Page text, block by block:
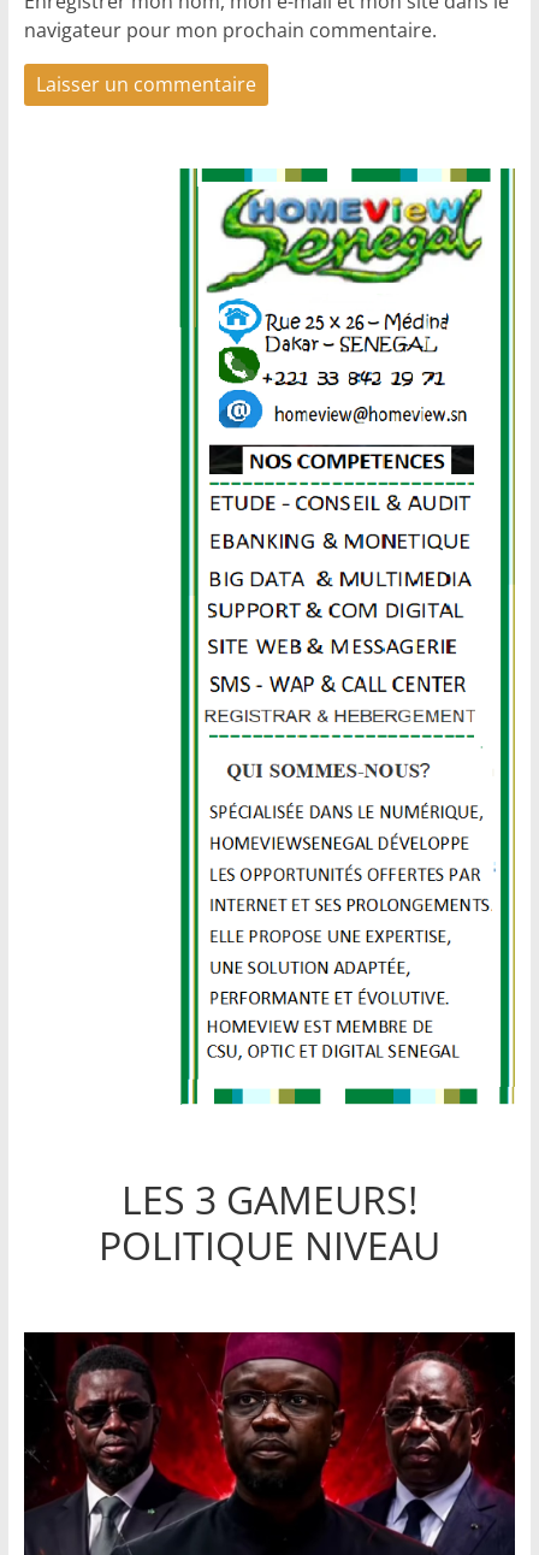
navigateur pour mon prochain commentaire.
LES 3 GAMEURS!
POLITIQUE NIVEAU